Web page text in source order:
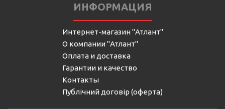
ИНФОРМАЦИЯ
Интернет-магазин "Атлант"
О компании "Атлант"
Оплата и доставка
Гарантии и качество
Контакты
Публічний договір (оферта)